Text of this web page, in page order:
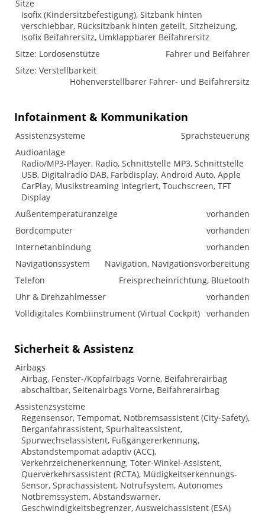
Sitze
Isofix (Kindersitzbefestigung), Sitzbank hinten
verschiebbar, Rücksitzbank hinten geteilt, Sitzheizung,
Isofix Beifahrersitz, Umklappbarer Beifahrersitz
Sitze: Lordosenstütze
Fahrer und Beifahrer
Sitze: Verstellbarkeit
Höhenverstellbarer Fahrer- und Beifahrersitz
Infotainment & Kommunikation
Assistenzsysteme
Sprachsteuerung
Audioanlage
Radio/MP3-Player, Radio, Schnittstelle MP3, Schnittstelle
USB, Digitalradio DAB, Farbdisplay, Android Auto, Apple
CarPlay, Musikstreaming integriert, Touchscreen, TFT
Display
Außentemperaturanzeige
vorhanden
Bordcomputer
vorhanden
Internetanbindung
vorhanden
Navigationssystem
Navigation, Navigationsvorbereitung
Telefon
Freisprecheinrichtung, Bluetooth
Uhr & Drehzahlmesser
vorhanden
Volldigitales Kombiinstrument (Virtual Cockpit) vorhanden
Sicherheit & Assistenz
Airbags
Airbag, Fenster-/Kopfairbags Vorne, Beifahrerairbag
abschaltbar, Seitenairbags Vorne, Beifahrerairbag
Assistenzsysteme
Regensensor, Tempomat, Notbremsassistent (City-Safety),
Berganfahrassistent, Spurhalteassistent,
Spurwechselassistent, Fußgängererkennung,
Abstandstempomat adaptiv (ACC),
Verkehrzeichenerkennung, Toter-Winkel-Assistent,
Querverkehrsassistent (RCTA), Müdigkeitserkennungs-
Sensor, Sprachassistent, Notrufsystem, Autonomes
Notbremssystem, Abstandswarner,
Geschwindigkeitsbegrenzer, Ausweichassistent (ESA)